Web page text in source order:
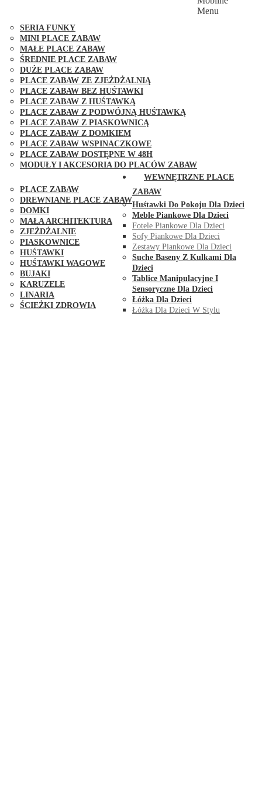
SERIA FUNKY
MINI PLACE ZABAW
MAŁE PLACE ZABAW
ŚREDNIE PLACE ZABAW
DUŻE PLACE ZABAW
PLACE ZABAW ZE ZJEŻDŻALNIĄ
PLACE ZABAW BEZ HUŚTAWKI
PLACE ZABAW Z HUŚTAWKĄ
PLACE ZABAW Z PODWÓJNĄ HUŚTAWKĄ
PLACE ZABAW Z PIASKOWNICĄ
PLACE ZABAW Z DOMKIEM
PLACE ZABAW WSPINACZKOWE
PLACE ZABAW DOSTĘPNE W 48H
MODUŁY I AKCESORIA DO PLACÓW ZABAW
PLACE ZABAW
DREWNIANE PLACE ZABAW
DOMKI
MAŁA ARCHITEKTURA
ZJEŻDŻALNIE
PIASKOWNICE
HUŚTAWKI
HUŚTAWKI WAGOWE
BUJAKI
KARUZELE
LINARIA
ŚCIEŻKI ZDROWIA
Menu
WEWNĘTRZNE PLACE
ZABAW
Huśtawki Do Pokoju Dla Dzieci
Meble Piankowe Dla Dzieci
Fotele Piankowe Dla Dzieci
Sofy Piankowe Dla Dzieci
Zestawy Piankowe Dla Dzieci
Suche Baseny Z Kulkami Dla
Dzieci
Tablice Manipulacyjne I
Sensoryczne Dla Dzieci
Łóżka Dla Dzieci
Łóżka Dla Dzieci W Stylu